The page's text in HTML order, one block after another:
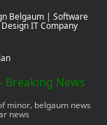
Belgaum | Software
IT Company
Breaking News
minor, belgaum news
news